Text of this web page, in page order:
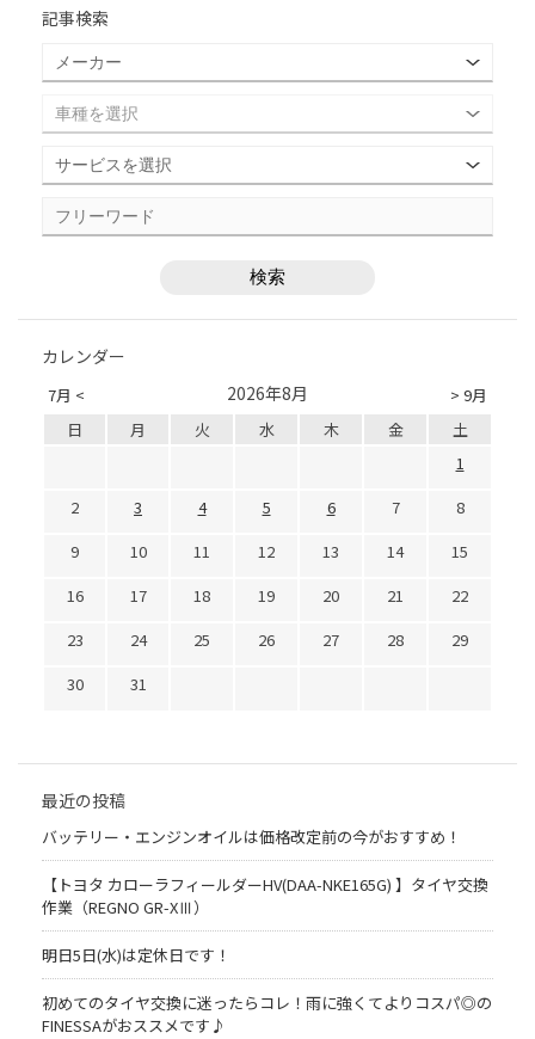
記事検索
カレンダー
7月 < > 9月
2026年8月
日 月 火 水 木 金
土
1
2
3 4 5 6 7
8
9
10 11 12 13 14
15
16
17 18 19 20 21
22
23
24 25 26 27 28
29
30
31
最近の投稿
バッテリー・エンジンオイルは価格改定前の今がおすすめ！
【トヨタ カローラフィールダーHV(DAA-NKE165G) 】タイヤ交換
作業（REGNO GR-XⅢ）
明日5日(水)は定休日です！
初めてのタイヤ交換に迷ったらコレ！雨に強くてよりコスパ◎の
FINESSAがおススメです♪